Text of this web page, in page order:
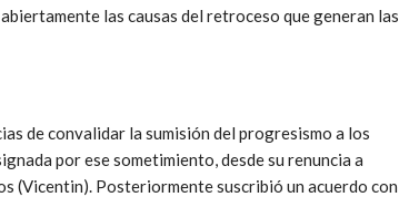
las causas del retroceso que generan las
de convalidar la sumisión del progresismo a los
por ese sometimiento, desde su renuncia a
(Vicentin). Posteriormente suscribió un acuerdo con